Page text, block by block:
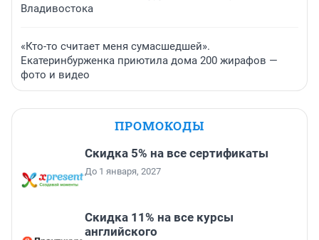
Владивостока
«Кто-то считает меня сумасшедшей».
Екатеринбурженка приютила дома 200 жирафов —
фото и видео
ПРОМОКОДЫ
Скидка 5% на все сертификаты
До 1 января, 2027
Скидка 11% на все курсы
английского